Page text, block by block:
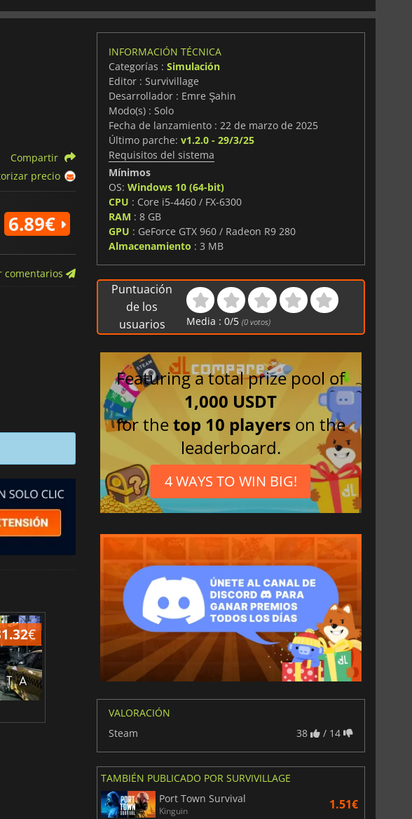
Compartir
precio
6.89€
comentarios
€ 6.75€
Total War WARHAMMER 3
15.48
INFORMACIÓN TÉCNICA
Categorías : Simulación
Editor : Survivillage
Desarrollador : Emre Şahin
Modo(s) : Solo
Fecha de lanzamiento : 22 de marzo de 2025
Último parche: v1.2.0 - 29/3/25
Requisitos del sistema
Mínimos
OS: Windows 10 (64-bit)
CPU : Core i5-4460 / FX-6300
RAM : 8 GB
GPU : GeForce GTX 960 / Radeon R9 280
Almacenamiento : 3 MB
Puntuación
de los
usuarios
Media :0/5 (0 votos)
Featuring a total prize pool of
1,000 USDT
for thetop 10 players on the
leaderboard.
4 WAYS TO WIN BIG!
VALORACIÓN
Steam
38 / 14
TAMBIÉN PUBLICADO POR SURVIVILLAGE
Port Town Survival
Kinguin 1.51€